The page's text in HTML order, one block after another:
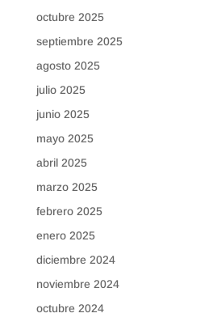
octubre 2025
septiembre 2025
agosto 2025
julio 2025
junio 2025
mayo 2025
abril 2025
marzo 2025
febrero 2025
enero 2025
diciembre 2024
noviembre 2024
octubre 2024